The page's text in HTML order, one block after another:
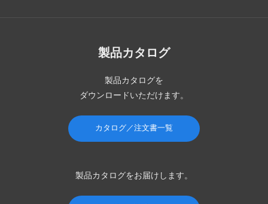
製品カタログ
製品カタログを
ダウンロードいただけます。
カタログ／注文書一覧
製品カタログをお届けします。